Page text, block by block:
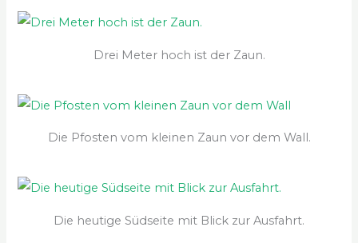
Drei Meter hoch ist der Zaun.
Die Pfosten vom kleinen Zaun vor dem Wall.
Die heutige Südseite mit Blick zur Ausfahrt.